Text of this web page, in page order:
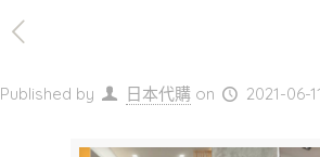
Published by 日本代購 on 2021-06-